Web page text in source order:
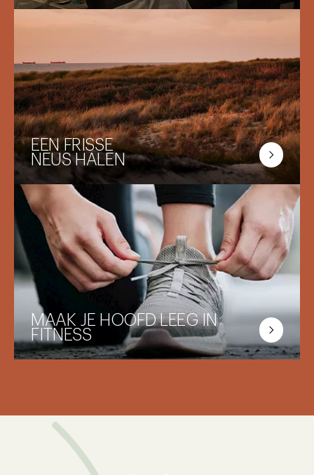
In de open keuken wordt de hele dag door
gekookt. Op open vuur, met mooie, eerlijke
ingrediënten. Zoveel mogelijk uit eigen land
en vaak zelfs lokaal.
EEN FRISSE
NEUS HALEN
Hoofd vol? Frisse lucht doet wonderen! Ga
een stuk wandelen of spring op de fiets.
MAAK JE HOOFD LEEG IN
FITNESS
Toe aan een ‘break’? Kom stoom afblazen in
onze fitness! Goed voor je hoofd én je lijf.